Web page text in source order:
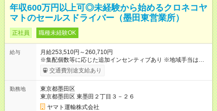
年収600万円以上可◎未経験から始めるクロネコヤ
マトのセールスドライバー（墨田東営業所）
正社員 職種未経験OK
給与
月給253,510円～260,710円
※集配個数等に応じた追加インセンティブあり ※地域手当は居住
地によって異なる 加えて、インセンティブ・超勤手当・通勤手
当・扶養手当など各種手当が充実しています。 【試用期間】試
と同じです。
交通費別途支給あり
勤務地
東京都墨田区
東京都墨田区 東墨田２丁目３－２６
ヤマト運輸株式会社